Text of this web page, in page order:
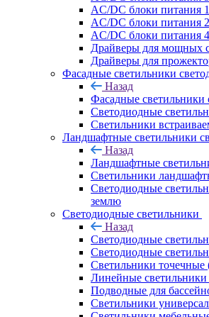
AC/DC блоки питания
AC/DC блоки питания
AC/DC блоки питания
Драйверы для мощных
Драйверы для
Фасадные светильники
Назад
Фасадные светильники
Светодиодные
Светильники
Ландшафтные светильники
Назад
Ландшафтные
Светильники
Светодиодные
землю
Светодиодные светильники
Назад
Светодиодные
Светодиодные
Светильники точечные
Линейные светильники
Подводные для
Светильники